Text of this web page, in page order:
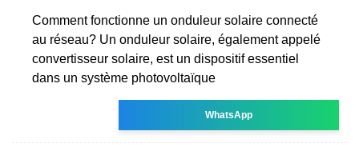
Comment fonctionne un onduleur solaire connecté
au réseau? Un onduleur solaire, également appelé
convertisseur solaire, est un dispositif essentiel
dans un système photovoltaïque
WhatsApp